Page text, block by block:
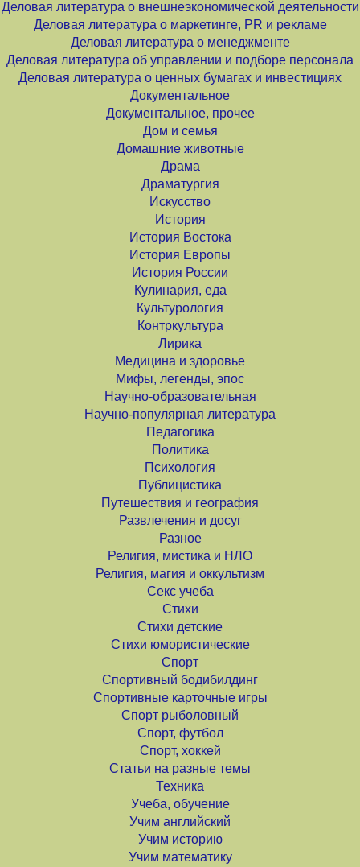
Деловая литература о внешнеэкономической деятельности
Деловая литература о маркетинге, PR и рекламе
Деловая литература о менеджменте
Деловая литература об управлении и подборе персонала
Деловая литература о ценных бумагах и инвестициях
Документальное
Документальное, прочее
Дом и семья
Домашние животные
Драма
Драматургия
Искусство
История
История Востока
История Европы
История России
Кулинария, еда
Культурология
Контркультура
Лирика
Медицина и здоровье
Мифы, легенды, эпос
Научно-образовательная
Научно-популярная литература
Педагогика
Политика
Психология
Публицистика
Путешествия и география
Развлечения и досуг
Разное
Религия, мистика и НЛО
Религия, магия и оккультизм
Секс учеба
Стихи
Стихи детские
Стихи юмористические
Спорт
Спортивный бодибилдинг
Спортивные карточные игры
Спорт рыболовный
Спорт, футбол
Спорт, хоккей
Статьи на разные темы
Техника
Учеба, обучение
Учим английский
Учим историю
Учим математику